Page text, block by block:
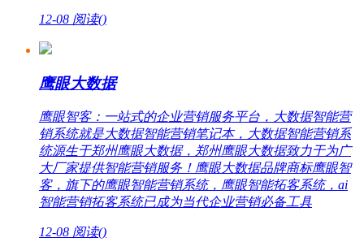
12-08 阅读()
鹰眼大数据
鹰眼智客：一站式的企业营销服务平台，大数据智能营
销系统就是大数据智能营销笔记本，大数据智能营销系
统源生于郑州鹰眼大数据，郑州鹰眼大数据致力于为广
大厂家提供智能营销服务！鹰眼大数据品牌商标鹰眼智
客，旗下的鹰眼智能营销系统，鹰眼智能拓客系统，ai
智能营销拓客系统已成为当代企业营销必备工具
12-08 阅读()